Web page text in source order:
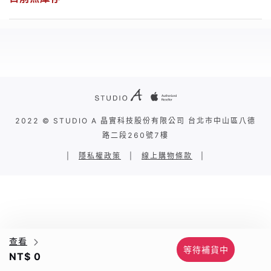
查看
NT$ 0
等待補貨中
2022 © STUDIO A 晶實科技股份有限公司 台北市中山區八德
路二段260號7樓
隱私權政策 線上購物條款